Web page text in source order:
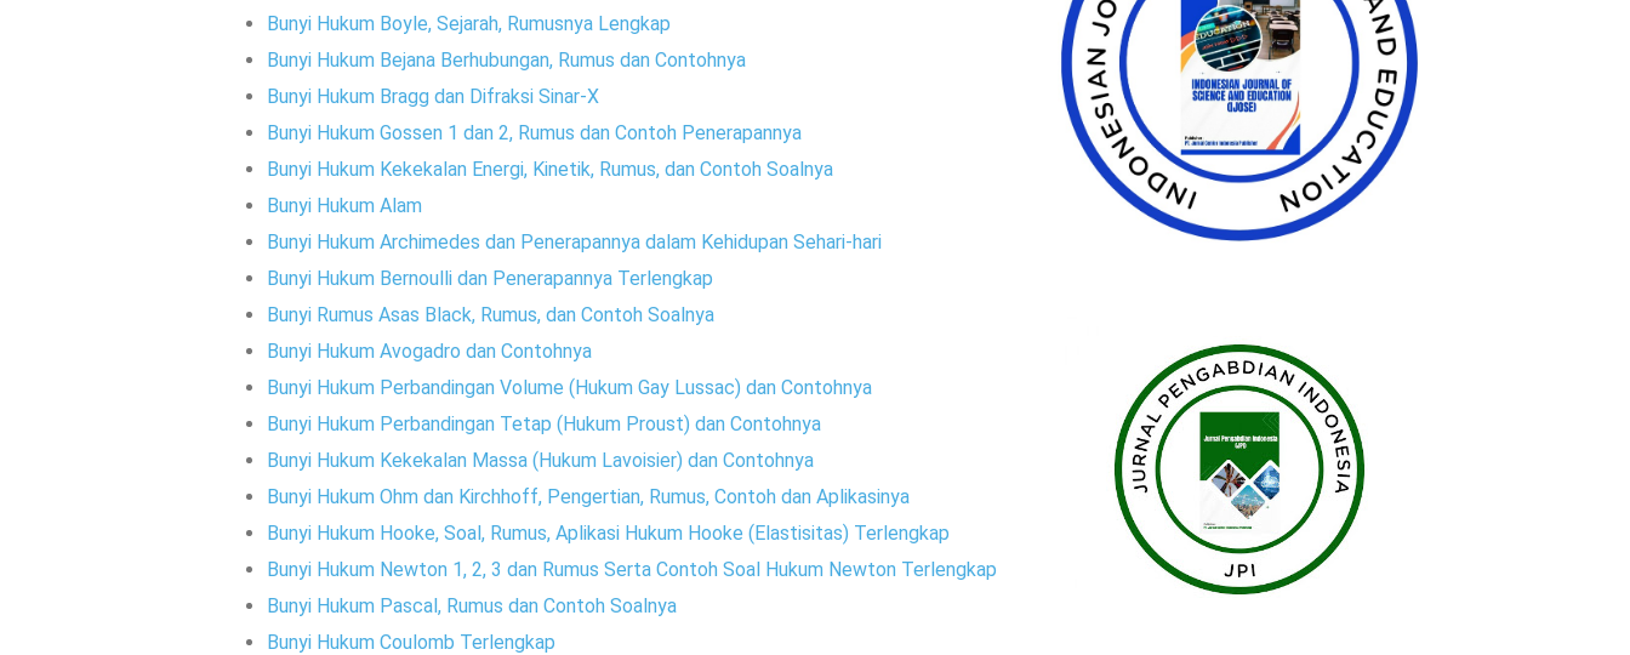
Bunyi Hukum Boyle, Sejarah, Rumusnya Lengkap
Bunyi Hukum Bejana Berhubungan, Rumus dan Contohnya
Bunyi Hukum Bragg dan Difraksi Sinar-X
Bunyi Hukum Gossen 1 dan 2, Rumus dan Contoh Penerapannya
Bunyi Hukum Kekekalan Energi, Kinetik, Rumus, dan Contoh Soalnya
Bunyi Hukum Alam
Bunyi Hukum Archimedes dan Penerapannya dalam Kehidupan Sehari-hari
Bunyi Hukum Bernoulli dan Penerapannya Terlengkap
Bunyi Rumus Asas Black, Rumus, dan Contoh Soalnya
Bunyi Hukum Avogadro dan Contohnya
Bunyi Hukum Perbandingan Volume (Hukum Gay Lussac) dan Contohnya
Bunyi Hukum Perbandingan Tetap (Hukum Proust) dan Contohnya
Bunyi Hukum Kekekalan Massa (Hukum Lavoisier) dan Contohnya
Bunyi Hukum Ohm dan Kirchhoff, Pengertian, Rumus, Contoh dan Aplikasinya
Bunyi Hukum Hooke, Soal, Rumus, Aplikasi Hukum Hooke (Elastisitas) Terlengkap
Bunyi Hukum Newton 1, 2, 3 dan Rumus Serta Contoh Soal Hukum Newton Terlengkap
Bunyi Hukum Pascal, Rumus dan Contoh Soalnya
Bunyi Hukum Coulomb Terlengkap